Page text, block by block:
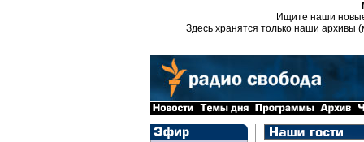
Ищите наши
Здесь хранятся только наши архивы